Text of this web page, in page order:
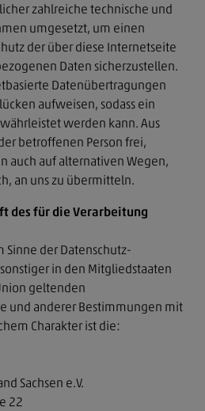
zahlreiche technische und
umgesetzt, um einen
der über diese Internetseite
Daten sicherzustellen.
Datenübertragungen
aufweisen, sodass ein
werden kann. Aus
betroffenen Person frei,
auch auf alternativen Wegen,
an uns zu übermitteln.
des für die Verarbeitung
der Datenschutz-
in den Mitgliedstaaten
geltenden
und anderer Bestimmungen mit
Charakter ist die:
Sachsen e.V.
22